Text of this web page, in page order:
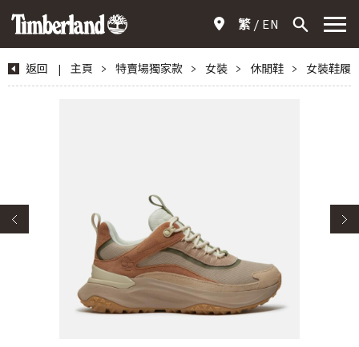
繁 EN
返回 | 主頁 > 特賣場獨家款 > 女裝 > 休閒鞋 > 女裝鞋履